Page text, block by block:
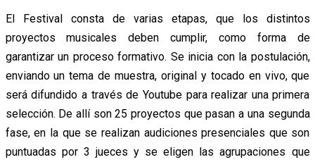
El Festival consta de varias etapas, que los distintos
proyectos musicales deben cumplir, como forma de
garantizar un proceso formativo. Se inicia con la postulación,
enviando un tema de muestra, original y tocado en vivo, que
será difundido a través de Youtube para realizar una primera
selección. De allí son 25 proyectos que pasan a una segunda
fase, en la que se realizan audiciones presenciales que son
puntuadas por 3 jueces y se eligen las agrupaciones que